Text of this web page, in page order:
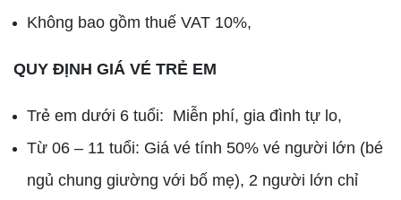
Không bao gồm thuế VAT 10%,
QUY ĐỊNH GIÁ VÉ TRẺ EM
Trẻ em dưới 6 tuổi: Miễn phí, gia đình tự lo,
Từ 06 – 11 tuổi: Giá vé tính 50% vé người lớn (bé
ngủ chung giường với bố mẹ), 2 người lớn chỉ